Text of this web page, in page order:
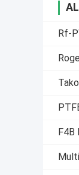
Rf-
F4B